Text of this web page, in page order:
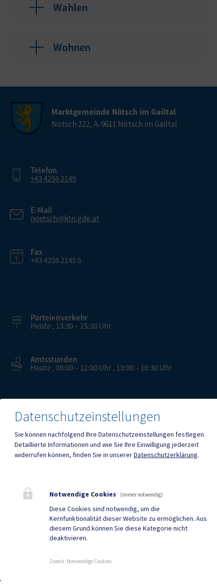
Wahlen
Wohnen
Marktgemeinde Nötsch im Gailtal
Nötsch 222, A-9611 Nötsch im Gailtal
Telefon
+43 4256 2145
E-Mail
noetsch@ktn.gde.at
Fax
+43 4256 2145 5
Parteienverkehr
Heute , 13:30 – 15:30 Uhr
Amtsstunden
Heute , 08:00 – 12:00 Uhr , 13:00 – 16:30 Uhr
Quicklinks
Geko digital Gemeinde-
Gemeindenachrichten
Neuigkeiten Termine
AMTSSIGNATUR|BARRIEREFREIHEIT|DATENSCHUTZ
IMPRESSUM
Datenschutzeinstellungen
Sie können nachfolgend Ihre Datenschutzeinstellungen festlegen.
Detaillierte Informationen und wie Sie Ihre Einwilligung jederzeit
widerrufen können, finden Sie in unsererDatenschutzerklärung.
Notwendige Cookies (immer notwendig)
Diese Cookies sind notwendig, um die
Kernfunktionalität dieser Website zu ermöglichen. Aus
diesem Grund können Sie diese Kategorie nicht
deaktivieren.
Zweck: Notwendige Cookies